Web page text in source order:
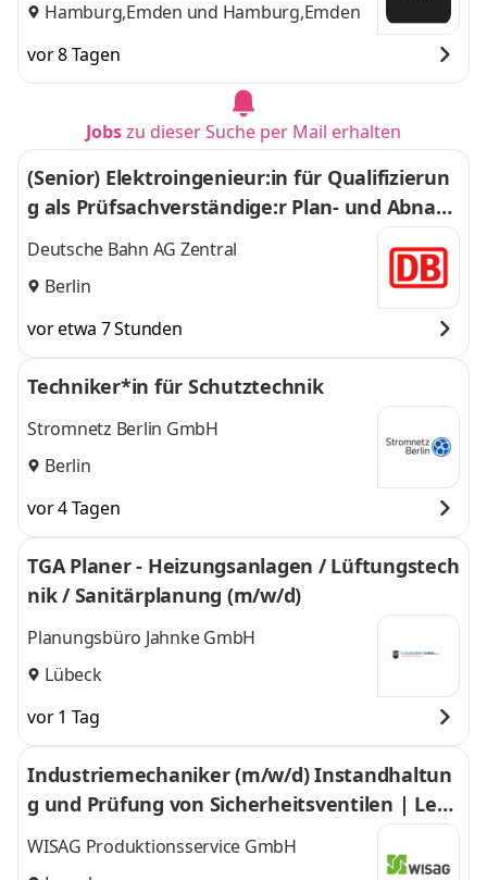
Hamburg,Emden und Hamburg,Emden
vor 8 Tagen
Jobszu dieser Suche per Mail erhalten
(Senior) Elektroingenieur:in für Qualifizierun
g als Prüfsachverständige:r Plan- und Abnah
meprüfung
Deutsche Bahn AG Zentral
Berlin
vor etwa 7 Stunden
Techniker*in für Schutztechnik
Stromnetz Berlin GmbH
Berlin
vor 4 Tagen
TGA Planer - Heizungsanlagen / Lüftungstech
nik / Sanitärplanung (m/w/d)
Planungsbüro Jahnke GmbH
Lübeck
vor 1 Tag
Industriemechaniker (m/w/d) Instandhaltun
g und Prüfung von Sicherheitsventilen | Leve
rkusen
WISAG Produktionsservice GmbH